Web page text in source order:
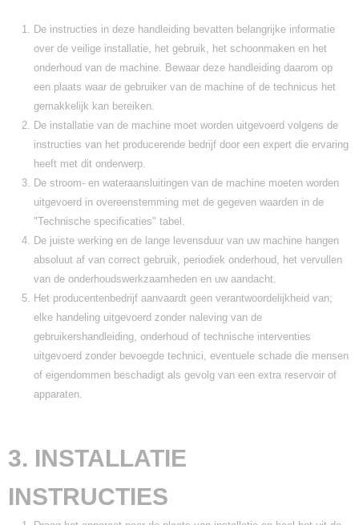
De instructies in deze handleiding bevatten belangrijke informatie
over de veilige installatie, het gebruik, het schoonmaken en het
onderhoud van de machine. Bewaar deze handleiding daarom op
een plaats waar de gebruiker van de machine of de technicus het
gemakkelijk kan bereiken.
De installatie van de machine moet worden uitgevoerd volgens de
instructies van het producerende bedrijf door een expert die ervaring
heeft met dit onderwerp.
De stroom- en wateraansluitingen van de machine moeten worden
uitgevoerd in overeenstemming met de gegeven waarden in de
"Technische specificaties" tabel.
De juiste werking en de lange levensduur van uw machine hangen
absoluut af van correct gebruik, periodiek onderhoud, het vervullen
van de onderhoudswerkzaamheden en uw aandacht.
Het producentenbedrijf aanvaardt geen verantwoordelijkheid van;
elke handeling uitgevoerd zonder naleving van de
gebruikershandleiding, onderhoud of technische interventies
uitgevoerd zonder bevoegde technici, eventuele schade die mensen
of eigendommen beschadigt als gevolg van een extra reservoir of
apparaten.
3. INSTALLATIE
INSTRUCTIES